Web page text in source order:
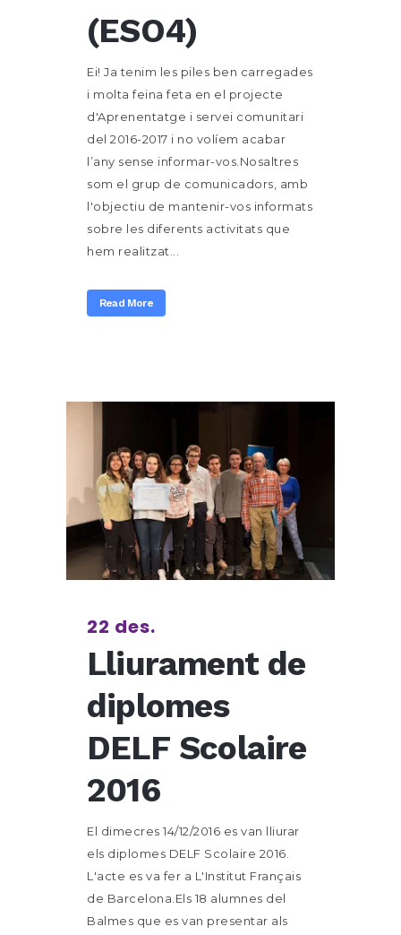
(ESO4)
Ei! Ja tenim les piles ben carregades
i molta feina feta en el projecte
d'Aprenentatge i servei comunitari
del 2016-2017 i no volíem acabar
l’any sense informar-vos.Nosaltres
som el grup de comunicadors, amb
l'objectiu de mantenir-vos informats
sobre les diferents activitats que
hem realitzat...
Read More
22 des.
Lliurament de
diplomes
DELF Scolaire
2016
El dimecres 14/12/2016 es van lliurar
els diplomes DELF Scolaire 2016.
L'acte es va fer a L'Institut Français
de Barcelona.Els 18 alumnes del
Balmes que es van presentar als